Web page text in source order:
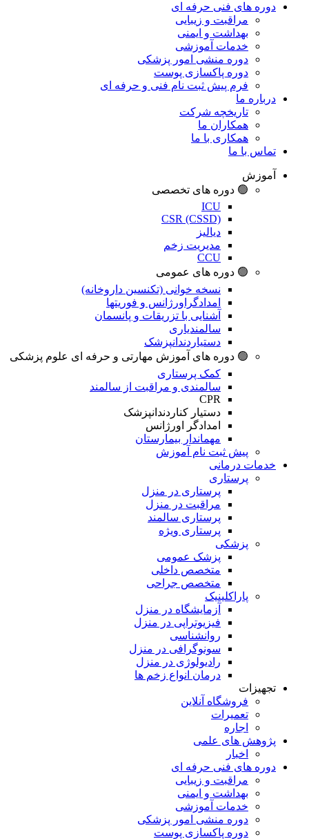
دوره های فنی حرفه ای
مراقبت و زیبایی
بهداشت و ایمنی
خدمات آموزشی
دوره منشی امور پزشکی
دوره پاکسازی پوست
فرم پیش ثبت نام فنی و حرفه ای
درباره ما
تاریخچه شرکت
همکاران ما
همکاری با ما
تماس با ما
آموزش
🟢 دوره های تخصصی
ICU
CSR (CSSD)
دیالیز
مدیریت زخم
CCU
🟢 دوره های عمومی
نسخه خوانی (تکنسین داروخانه)
امدادگراورژانس و فوریتها
آشنایی با تزریقات و پانسمان
سالمندیاری
دستیاردندانپزشک
🟢 دوره های آموزش مهارتی و حرفه ای علوم پزشکی
کمک پرستاری
سالمندی و مراقبت از سالمند
CPR
دستیار کناردندانپزشک
امدادگر اورژانس
مهماندار بیمارستان
پیش ثبت نام آموزش
خدمات درمانی
پرستاری
پرستاری در منزل
مراقبت در منزل
پرستاری سالمند
پرستاری ویژه
پزشکی
پزشک عمومی
متخصص داخلی
متخصص جراحی
پاراکلینیک
آزمایشگاه در منزل
فیزیوتراپی در منزل
روانشناسی
سونوگرافی در منزل
رادیولوژی در منزل
درمان انواع زخم ها
تجهیزات
فروشگاه آنلاین
تعمیرات
اجاره
پژوهش های علمی
اخبار
دوره های فنی حرفه ای
مراقبت و زیبایی
بهداشت و ایمنی
خدمات آموزشی
دوره منشی امور پزشکی
دوره پاکسازی پوست